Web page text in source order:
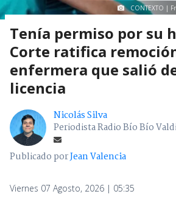
CONTEXTO |
Tenía permiso por su
Corte ratifica
enfermera que salió
licencia
Nicolás Silva
Periodista Radio Bío Bío
Publicado porJean Valencia
Viernes 07 Agosto, 2026 | 05:35